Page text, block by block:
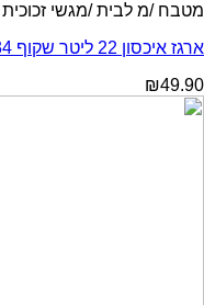
מטבח /מ לבית /מגשי זכוכית
ארגז איכסון 22 ליטר שקוף 17/49/34 ס"מ
₪49.90